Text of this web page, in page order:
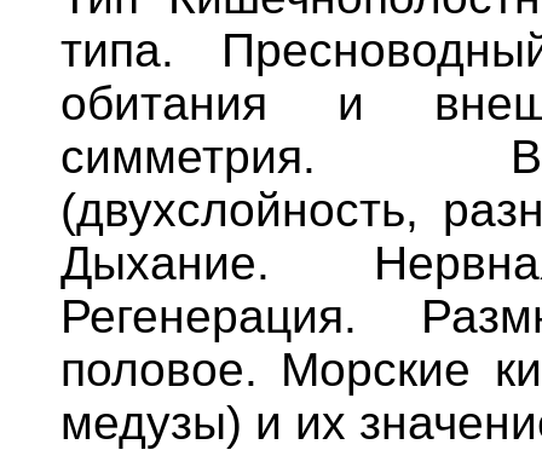
типа.
обитания и
симметрия.
(двухслойность,
Дыхание.
Регенерация.
половое. Морские
медузы) и их